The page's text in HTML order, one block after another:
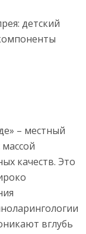
детский
– местный
качеств. Это
вглубь